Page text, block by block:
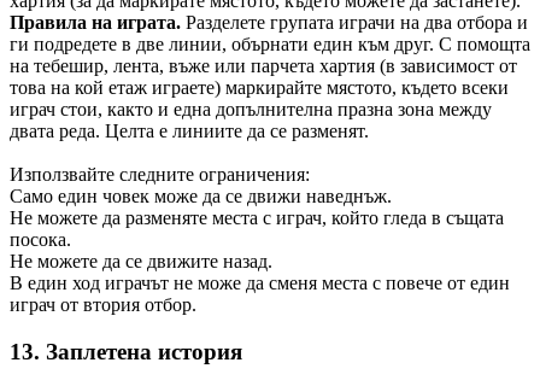
Правила на играта. Разделете групата играчи на два отбора и
ги подредете в две линии, обърнати един към друг. С помощта
на тебешир, лента, въже или парчета хартия (в зависимост от
това на кой етаж играете) маркирайте мястото, където всеки
играч стои, както и една допълнителна празна зона между
двата реда. Целта е линиите да се разменят.
Използвайте следните ограничения:
Само един човек може да се движи наведнъж.
Не можете да разменяте места с играч, който гледа в същата
посока.
Не можете да се движите назад.
В един ход играчът не може да сменя места с повече от един
играч от втория отбор.
13. Заплетена история